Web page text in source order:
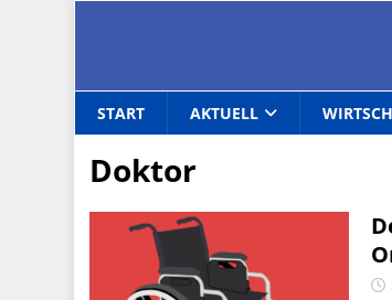
START AKTUELL
Doktor